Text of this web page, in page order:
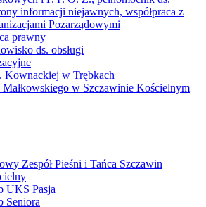
informacji niejawnych, współpraca z
Pozarządowymi
prawny
ds. obsługi
Kownackiej w Trębkach
Małkowskiego w Szczawinie Kościelnym
Zespół Pieśni i Tańca Szczawin
UKS Pasja
Seniora